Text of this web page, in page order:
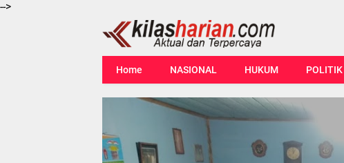
-->
Home NASIONAL HUKUM POLITIK